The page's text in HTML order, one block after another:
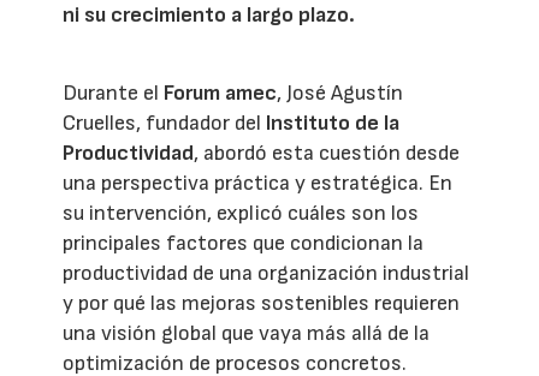
ni su crecimiento a largo plazo.
Durante el Forum amec, José Agustín
Cruelles, fundador del Instituto de la
Productividad, abordó esta cuestión desde
una perspectiva práctica y estratégica. En
su intervención, explicó cuáles son los
principales factores que condicionan la
productividad de una organización industrial
y por qué las mejoras sostenibles requieren
una visión global que vaya más allá de la
optimización de procesos concretos.